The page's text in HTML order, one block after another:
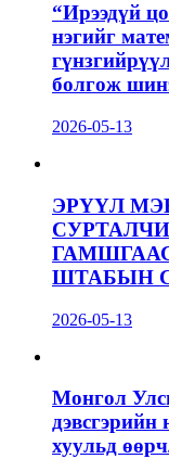
“Ирээдүй
нэгийг
болгож
2026-05-13
ЭРҮҮЛ
ШТАБЫН
2026-05-13
Монгол
дэвсгэрийн
хуульд